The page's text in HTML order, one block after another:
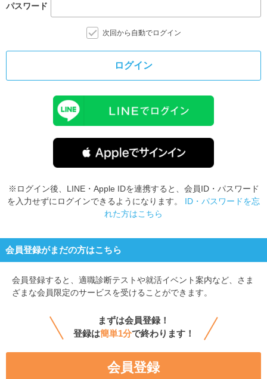
パスワード
次回から自動でログイン
ログイン
※ログイン後、LINE・Apple IDを連携すると、会員ID・パスワード
を入力せずにログインできるようになります。 ID・パスワードを忘
れた方はこちら
会員登録がまだの方はこちら
会員登録すると、 適職診断テストや就活イベント案内など、さま
ざまな会員限定のサービスを受けることができます。
まずは会員登録！
登録は簡単1分で終わります！
会員登録